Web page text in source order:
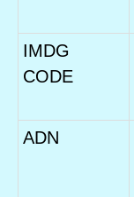
IMDG
CODE
ADN